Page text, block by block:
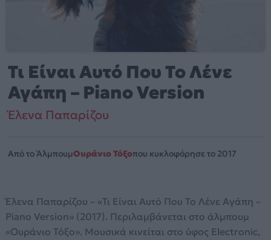
Τι Είναι Αυτό Που Το Λένε
Αγάπη – Piano Version
Έλενα Παπαρίζου
Από το ΆλμπουμΟυράνιο Τόξοπου κυκλοφόρησε το 2017
Έλενα Παπαρίζου – «Τι Είναι Αυτό Που Το Λένε Αγάπη –
Piano Version» (2017). Περιλαμβάνεται στο άλμπουμ
«Ουράνιο Τόξο». Μουσικά κινείται στο ύφος Electronic,